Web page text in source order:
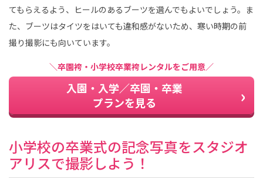
てもらえるよう、ヒールのあるブーツを選んでもよいでしょう。ま
た、ブーツはタイツをはいても違和感がないため、寒い時期の前
撮り撮影にも向いています。
＼卒園袴・小学校卒業袴レンタルをご用意／
入園・入学／卒園・卒業
プランを見る
小学校の卒業式の記念写真をスタジオ
アリスで撮影しよう！